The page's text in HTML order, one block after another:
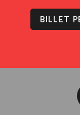
BILLET